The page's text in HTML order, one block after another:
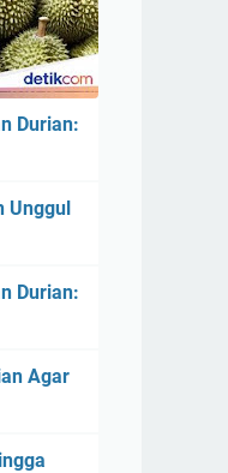
Durian:
Unggul
Durian:
Agar